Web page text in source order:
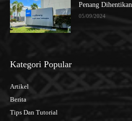
Penang Dihentikan
05/09/2024
Kategori Popular
Artikel
Berita
Tips Dan Tutorial